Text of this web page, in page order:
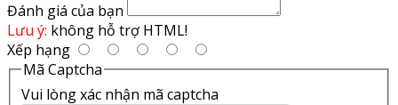
Đánh giá của bạn
Lưu ý: không hỗ trợ HTML!
Xếp hạng
Mã Captcha
Vui lòng xác nhận mã captcha